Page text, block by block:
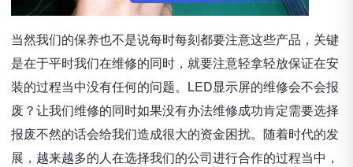
当然我们的保养也不是说每时每刻都要注意这些产品，关键
是在于平时我们在维修的同时，就要注意轻拿轻放保证在安
装的过程当中没有任何的问题。LED显示屏的维修会不会报
废？让我们维修的同时如果没有办法维修成功肯定需要选择
报废不然的话会给我们造成很大的资金困扰。随着时代的发
展，越来越多的人在选择我们的公司进行合作的过程当中，